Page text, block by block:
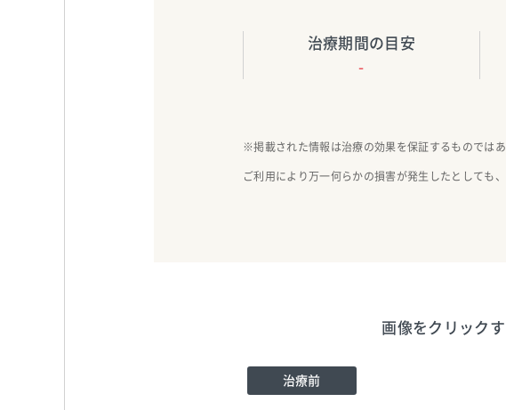
治療期間の目安
-
※掲載された情報は治療の効果を保証するものではあ
ご利用により万一何らかの損害が発生したとしても
画像をクリック
治療前